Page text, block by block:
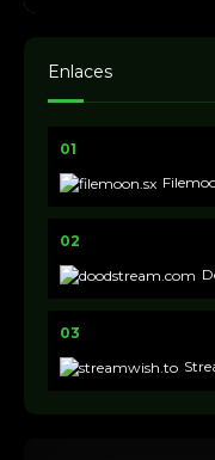
Enlaces
01
02
03